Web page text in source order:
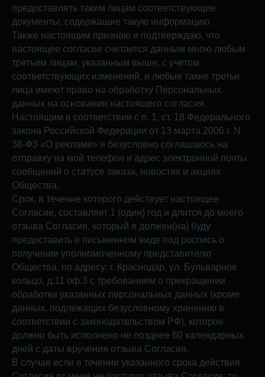
предоставлять таким лицам соответствующие
документы, содержащие такую информацию.
Также настоящим признаю и подтверждаю, что
настоящее согласие считается данным мною любым
третьим лицам, указанным выше, с учетом
соответствующих изменений, и любые такие третьи
лица имеют право на обработку Персональных
данных на основании настоящего согласия.
Настоящим в соответствии с п. 1. ст. 18 Федерального
закона Российской Федерации от 13 марта 2006 г. N
38-Ф3 «О рекламе» я безусловно соглашаюсь на
отправку на мой телефон и адрес электронной почты
сообщений о статусе заказа, новостях и акциях
Общества.
Срок, в течение которого действует настоящее
Согласие, составляет 1 (один) год и длится до моего
отзыва Согласия, который я должен(на) буду
предоставить в письменном виде под роспись о
получении уполномоченному представителю
Общества, по адресу: г. Краснодар, ул. Бульварное
кольцо, д.11 оф.3 с требованием о прекращении
обработки указанных персональных данных (кроме
данных, подлежащих безусловному хранению в
соответствии с законодательством РФ), которое
должно быть исполнено не позднее 60 календарных
дней с даты вручения отзыва Согласия.
В случае если в течении указанного срока действия